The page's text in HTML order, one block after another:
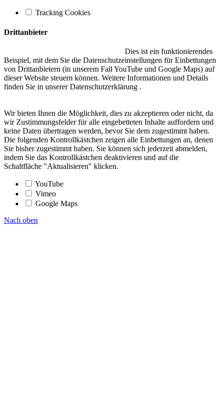
Tracking Cookies
Drittanbieter
Dies ist ein funktionierendes
Beispiel, mit dem Sie die Datenschutzeinstellungen für Einbettungen
von Drittanbietern (in unserem Fall YouTube und Google Maps) auf
dieser Website steuern können. Weitere Informationen und Details
finden Sie in unserer Datenschutzerklärung .
Wir bieten Ihnen die Möglichkeit, dies zu akzeptieren oder nicht, da
wir Zustimmungsfelder für alle eingebetteten Inhalte auffordern und
keine Daten übertragen werden, bevor Sie dem zugestimmt haben.
Die folgenden Kontrollkästchen zeigen alle Einbettungen an, denen
Sie bisher zugestimmt haben. Sie können sich jederzeit abmelden,
indem Sie das Kontrollkästchen deaktivieren und auf die
Schaltfläche "Aktualisieren" klicken.
YouTube
Vimeo
Google Maps
Nach oben